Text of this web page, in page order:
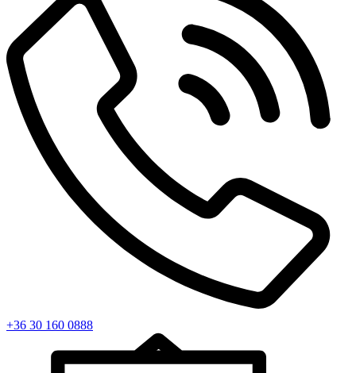
+36 30 160 0888